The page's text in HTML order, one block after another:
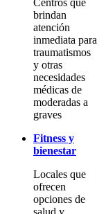
Centros que
brindan
atención
inmediata para
traumatismos
y otras
necesidades
médicas de
moderadas a
graves
Fitness y
bienestar
Locales que
ofrecen
opciones de
salud y